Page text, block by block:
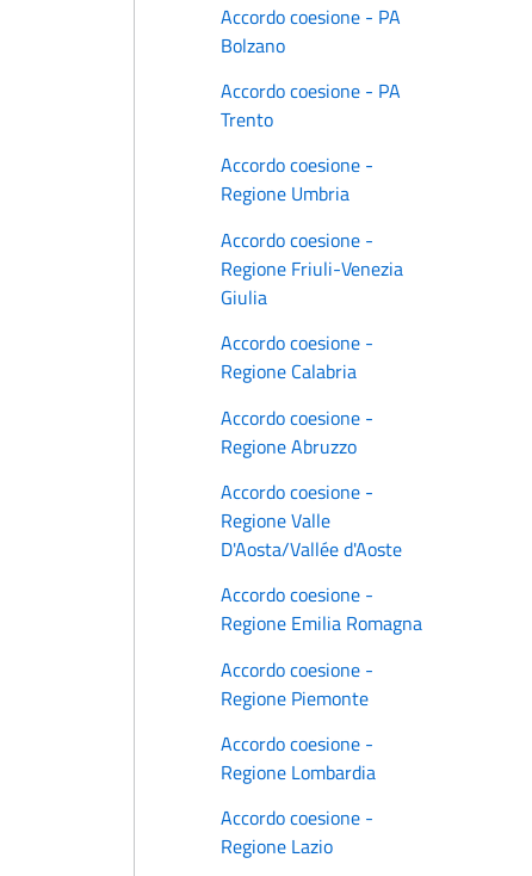
Accordo coesione - PA
Bolzano
Accordo coesione - PA
Trento
Accordo coesione -
Regione Umbria
Accordo coesione -
Regione Friuli-Venezia
Giulia
Accordo coesione -
Regione Calabria
Accordo coesione -
Regione Abruzzo
Accordo coesione -
Regione Valle
D'Aosta/Vallée d'Aoste
Accordo coesione -
Regione Emilia Romagna
Accordo coesione -
Regione Piemonte
Accordo coesione -
Regione Lombardia
Accordo coesione -
Regione Lazio